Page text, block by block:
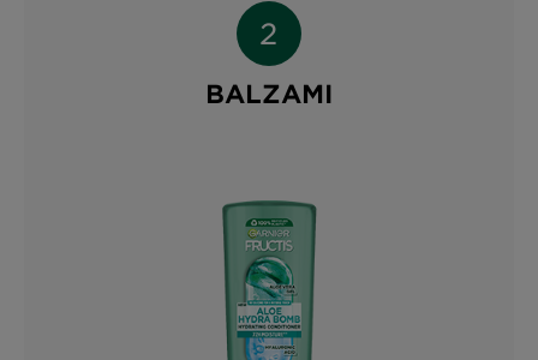
BALZAMI